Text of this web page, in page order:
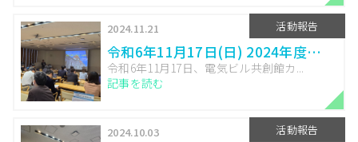
活動報告
2024.11.21
令和6年11月17日(日) 2024年度…
令和6年11月17日、電気ビル共創館カ...
記事を読む
活動報告
2024.10.03